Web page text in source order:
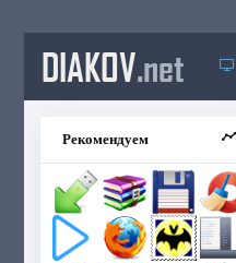
DIAKOV.net
Рекомендуем